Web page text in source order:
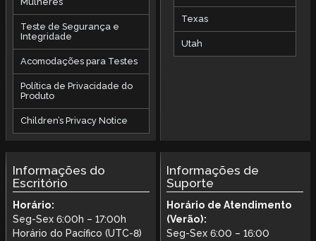
Teste de Segurança e
Integridade
Acomodações para Testes
Política de Privacidade do
Produto
Children’s Privacy Notice
Texas
Utah
Informações do
Escritório
Horário:
Seg-Sex 6:00h – 17:00h
Horário do Pacífico (UTC-8)
Informações de
Suporte
Horário de Atendimento
(Verão):
Seg-Sex 6:00 – 16:00